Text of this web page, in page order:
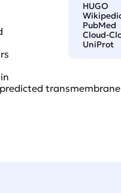
HUGO
PubMed
Cloud-
UniProt